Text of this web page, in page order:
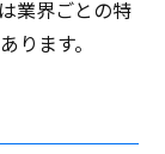
業界ごとの特
ります。